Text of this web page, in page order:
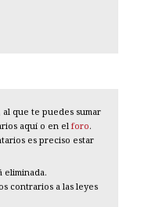
que te puedes sumar
aquí o en el foro.
es preciso estar
eliminada.
contrarios a las leyes